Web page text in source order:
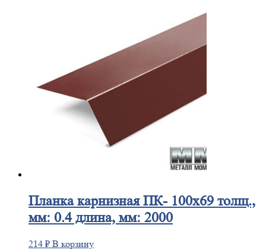
Планкакарнизная ПК- 100х69 толщ.,
мм: 0.4 длина, мм: 2000
214 ₽ В корзину